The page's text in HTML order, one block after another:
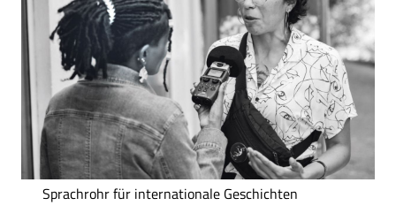
Sprachrohr für internationale Geschichten